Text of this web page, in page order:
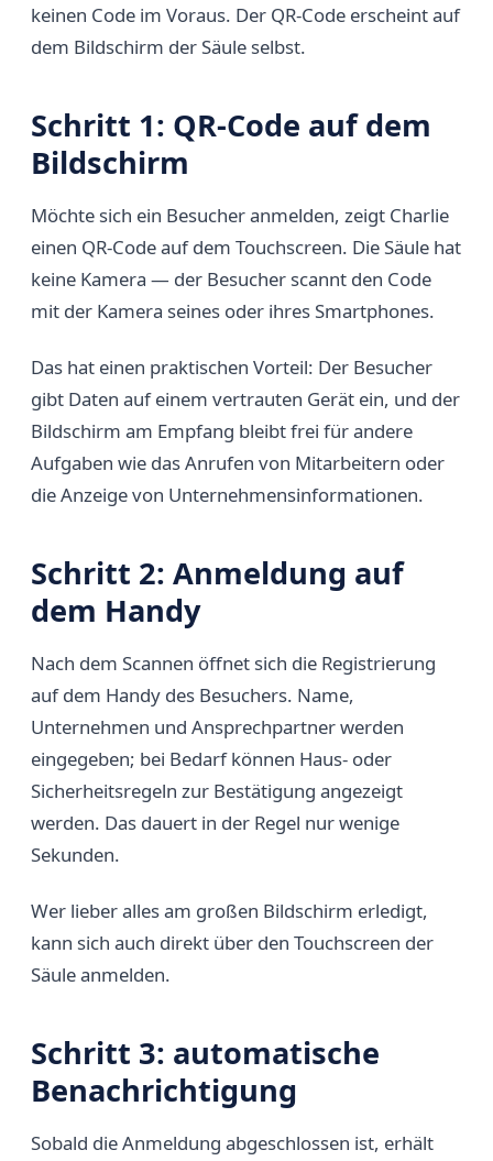
keinen Code im Voraus. Der QR-Code erscheint auf
dem Bildschirm der Säule selbst.
Schritt 1: QR-Code auf dem
Bildschirm
Möchte sich ein Besucher anmelden, zeigt Charlie
einen QR-Code auf dem Touchscreen. Die Säule hat
keine Kamera — der Besucher scannt den Code
mit der Kamera seines oder ihres Smartphones.
Das hat einen praktischen Vorteil: Der Besucher
gibt Daten auf einem vertrauten Gerät ein, und der
Bildschirm am Empfang bleibt frei für andere
Aufgaben wie das Anrufen von Mitarbeitern oder
die Anzeige von Unternehmensinformationen.
Schritt 2: Anmeldung auf
dem Handy
Nach dem Scannen öffnet sich die Registrierung
auf dem Handy des Besuchers. Name,
Unternehmen und Ansprechpartner werden
eingegeben; bei Bedarf können Haus- oder
Sicherheitsregeln zur Bestätigung angezeigt
werden. Das dauert in der Regel nur wenige
Sekunden.
Wer lieber alles am großen Bildschirm erledigt,
kann sich auch direkt über den Touchscreen der
Säule anmelden.
Schritt 3: automatische
Benachrichtigung
Sobald die Anmeldung abgeschlossen ist, erhält